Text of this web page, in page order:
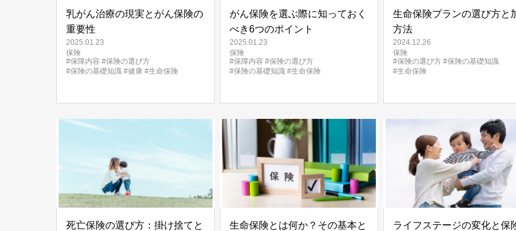
乳がん治療の現実とがん保険の
重要性
2025.01.23
保険
#保障内容 #保険の選び方
#保険の基礎知識 #健康 #生命保険
がん保険を選ぶ際に知っておく
べき6つのポイント
2025.01.23
保険
#保障内容 #保険の選び方
#保険の基礎知識 #生命保険
生命保険プランの選び方と
方法
2024.12.26
保険
#保険の選び方 #保険の基礎知識
#生命保険
死亡保険の選び方：掛け捨てと
生命保険とは何か？その基本と
ライフステージの変化と保